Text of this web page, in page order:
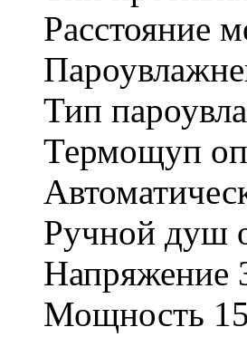
Расстояние
Тип
Термощуп
Ручной душ
Напряжение
Мощность